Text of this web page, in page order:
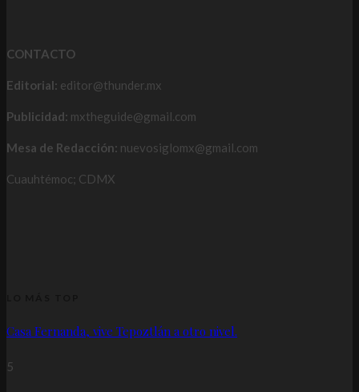
CONTACTO
Editorial: editor@thunder.mx
Publicidad: mxtheguide@gmail.com
Mesa de Redacción: nuevosiglomx@gmail.com
Cuauhtémoc; CDMX
Casa Fernanda, vive Tepoztlán a otro nivel.
5